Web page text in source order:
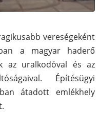
vereségeként
a magyar haderő
az uralkodóval és az
Építésügyi
átadott emlékhely